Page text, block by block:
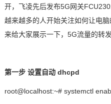
方案定制
淘宝商城
新闻中心
态 讯
开， 飞凌先后发布5G网关
越来越多的人开始关注如何让电脑
来给大家展示一下， 5G流量的转
第一步 设置自动 dhcpd
root@localhost:~# systemctl